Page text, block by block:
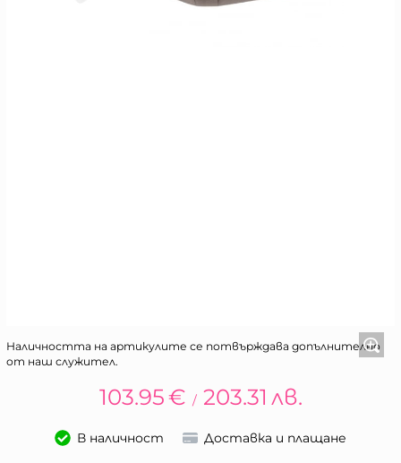
Наличността на артикулите се потвърждава допълнително
от наш служител.
103.95€ / 203.31 лв.
В наличност Доставка и плащане